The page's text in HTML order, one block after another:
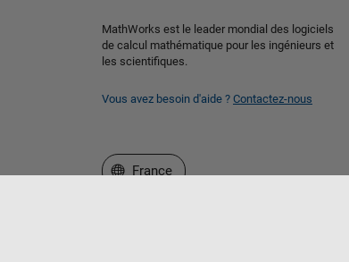
MathWorks est le leader mondial des logiciels
de calcul mathématique pour les ingénieurs et
les scientifiques.
Vous avez besoin d'aide ? Contactez-nous
Sélectionner un site web
France